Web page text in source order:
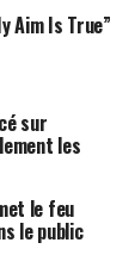
Aim Is True”
sur
les
le feu
le public